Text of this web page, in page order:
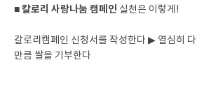
■칼로리 사랑나눔 캠페인 실천은 이렇게!
칼로리캠페인 신청서를 작성한다 ▶ 열심히
만큼 쌀을 기부한다